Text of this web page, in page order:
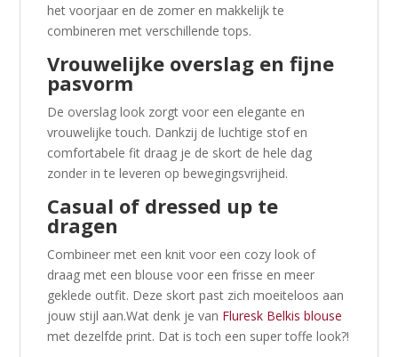
het voorjaar en de zomer en makkelijk te
combineren met verschillende tops.
Vrouwelijke overslag en fijne
pasvorm
De overslag look zorgt voor een elegante en
vrouwelijke touch. Dankzij de luchtige stof en
comfortabele fit draag je de skort de hele dag
zonder in te leveren op bewegingsvrijheid.
Casual of dressed up te
dragen
Combineer met een knit voor een cozy look of
draag met een blouse voor een frisse en meer
geklede outfit. Deze skort past zich moeiteloos aan
jouw stijl aan.Wat denk je van Fluresk Belkis blouse
met dezelfde print. Dat is toch een super toffe look?!